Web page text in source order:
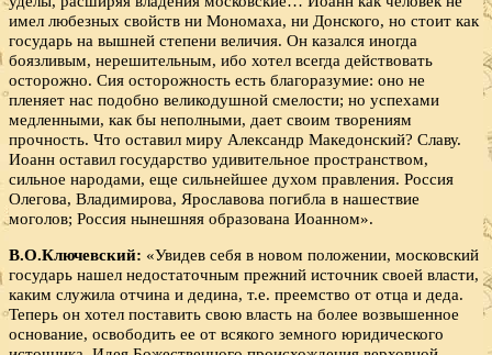
имел любезных свойств ни Мономаха, ни Донского, но стоит как
государь на вышней степени величия. Он казался иногда
боязливым, нерешительным, ибо хотел всегда действовать
осторожно. Сия осторожность есть благоразумие: оно не
пленяет нас подобно великодушной смелости; но успехами
медленными, как бы неполными, дает своим творениям
прочность. Что оставил миру Александр Македонский? Славу.
Иоанн оставил государство удивительное пространством,
сильное народами, еще сильнейшее духом правления. Россия
Олегова, Владимирова, Ярославова погибла в нашествие
моголов; Россия нынешняя образована Иоанном».
В.О.Ключевский: «Увидев себя в новом положении, московский
государь нашел недостаточным прежний источник своей власти,
каким служила отчина и дедина, т.е. преемство от отца и деда.
Теперь он хотел поставить свою власть на более возвышенное
основание, освободить ее от всякого земного юридического